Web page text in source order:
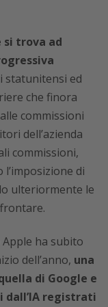
si trova ad
statunitensi ed
che finora
commissioni
dell’azienda
commissioni,
l’imposizione di
ulteriormente le
ha subito
dell’anno, una
di Google e
registrati